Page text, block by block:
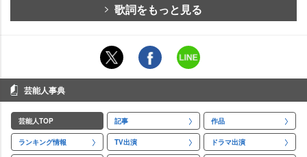
歌詞をもっと見る
芸能人事典
芸能人TOP 記事 作品
ランキング情報 TV出演 ドラマ出演